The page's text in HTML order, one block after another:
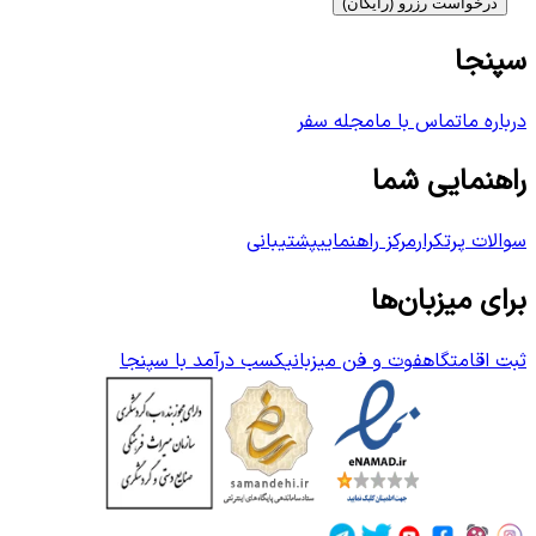
سپنجا
درباره ماتماس با مامجله سفر
راهنمایی شما
سوالات پرتکرارمرکز راهنماییپشتیبانی
برای میزبان‌ها
ثبت اقامتگاهفوت و فن میزبانیکسب درآمد با سپنجا